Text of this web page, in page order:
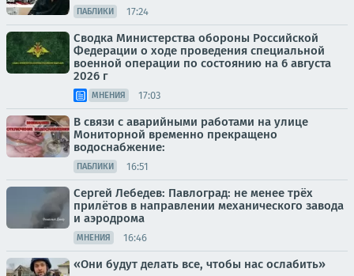
ПАБЛИКИ 17:24
Сводка Министерства обороны Российской
Федерации о ходе проведения специальной
военной операции по состоянию на 6 августа
2026 г
МНЕНИЯ 17:03
В связи с аварийными работами на улице
Мониторной временно прекращено
водоснабжение:
ПАБЛИКИ 16:51
Сергей Лебедев: Павлоград: не менее трёх
прилётов в направлении механического завода
и аэродрома
МНЕНИЯ 16:46
«Они будут делать все, чтобы нас ослабить»